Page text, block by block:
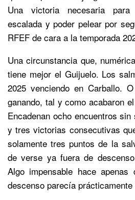
Una victoria necesaria
escalada y poder pelear por
RFEF de cara a la temporada
Una circunstancia que,
tiene mejor el Guijuelo. Los
2025 venciendo en Carballo.
ganando, tal y como acabaron
Encadenan ocho encuentros
y tres victorias consecutivas
solamente tres puntos de la
de verse ya fuera de
Algo impensable hace
descenso parecía